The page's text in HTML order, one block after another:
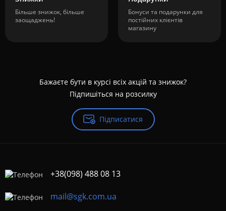
Більше знижок, більше
заощаджень!
Бонуси та подарунки для
постійних клієнтів
магазину
Бажаєте бути в курсі всіх акцій та знижок?
Підпишіться на розсилку
Підписатися
+38(098) 488 08 13
mail@sgk.com.ua